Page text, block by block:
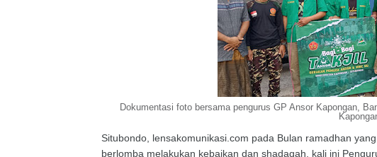
Dokumentasi foto bersama pengurus GP Ansor Kapongan,
Situbondo, lensakomunikasi.com pada Bulan ramadhan
berlomba melakukan kebaikan dan shadaqah, kali ini